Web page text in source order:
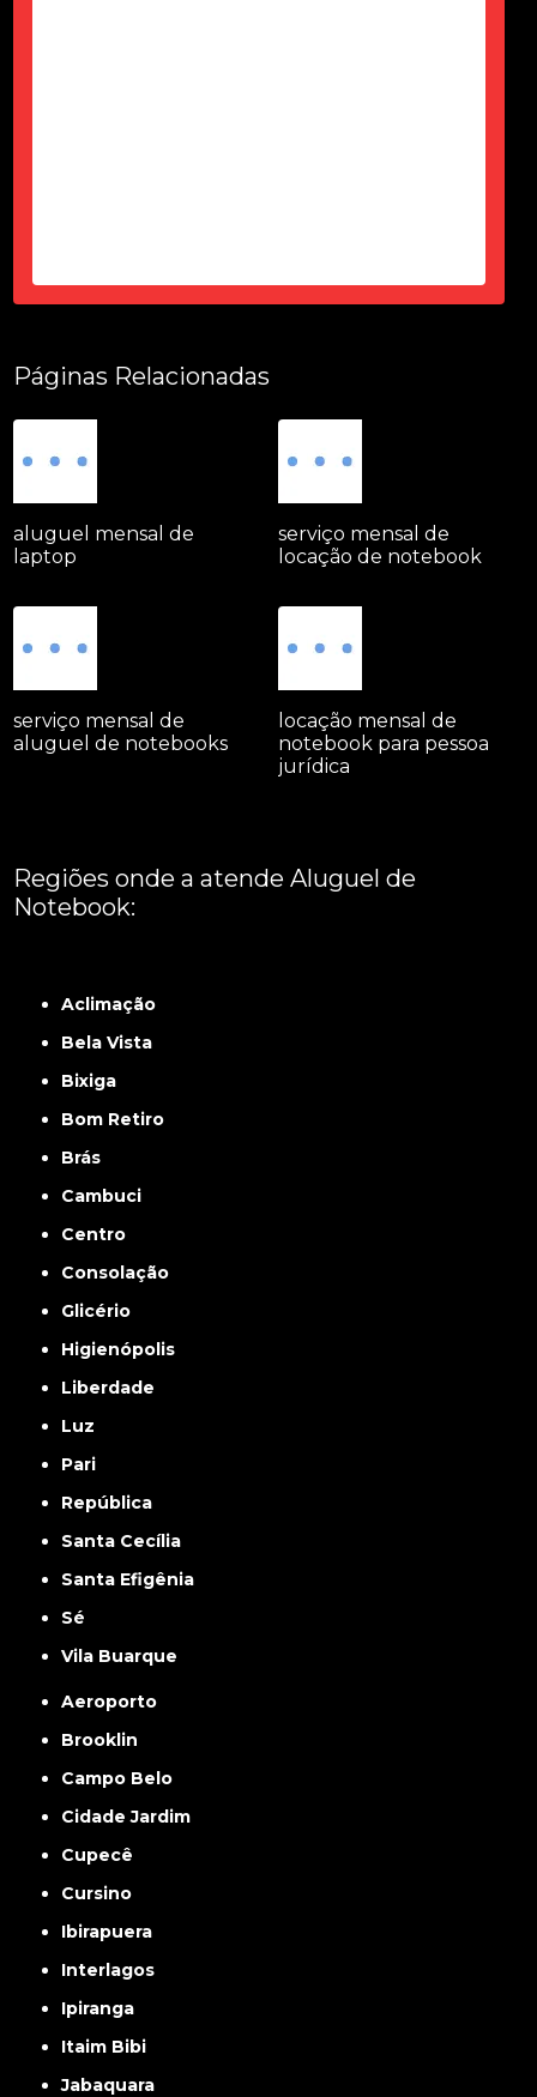
Páginas Relacionadas
aluguel mensal de
laptop
serviço mensal de
locação de notebook
serviço mensal de
aluguel de notebooks
locação mensal de
notebook para pessoa
jurídica
Regiões onde a atende Aluguel de
Notebook:
Aclimação
Bela Vista
Bixiga
Bom Retiro
Brás
Cambuci
Centro
Consolação
Glicério
Higienópolis
Liberdade
Luz
Pari
República
Santa Cecília
Santa Efigênia
Sé
Vila Buarque
Aeroporto
Brooklin
Campo Belo
Cidade Jardim
Cupecê
Cursino
Ibirapuera
Interlagos
Ipiranga
Itaim Bibi
Jabaquara